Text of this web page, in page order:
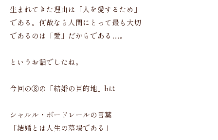
生まれてきた理由は「人を愛するため」
である。何故なら人間にとって最も大切
であるのは「愛」だからである…。
というお話でしたね。
今回の⑧の「結婚の目的地」bは
シャルル・ボードレールの言葉
「結婚とは人生の墓場である」